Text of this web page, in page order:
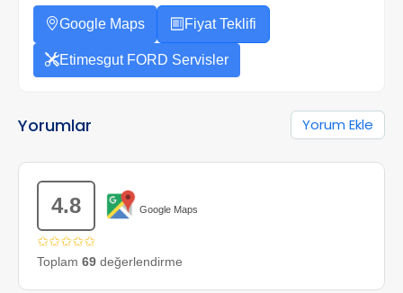
Google Maps Fiyat Teklifi
Etimesgut FORD Servisler
Yorumlar Yorum Ekle
4.8 Google Maps
✩✩✩✩✩
Toplam 69 değerlendirme